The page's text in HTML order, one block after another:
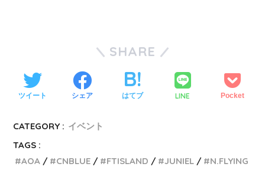
SHARE
ツイート シェア はてブ LINE Pocket
CATEGORY : イベント
TAGS :
AOA
CNBLUE FTISLAND JUNIEL N.FLYING